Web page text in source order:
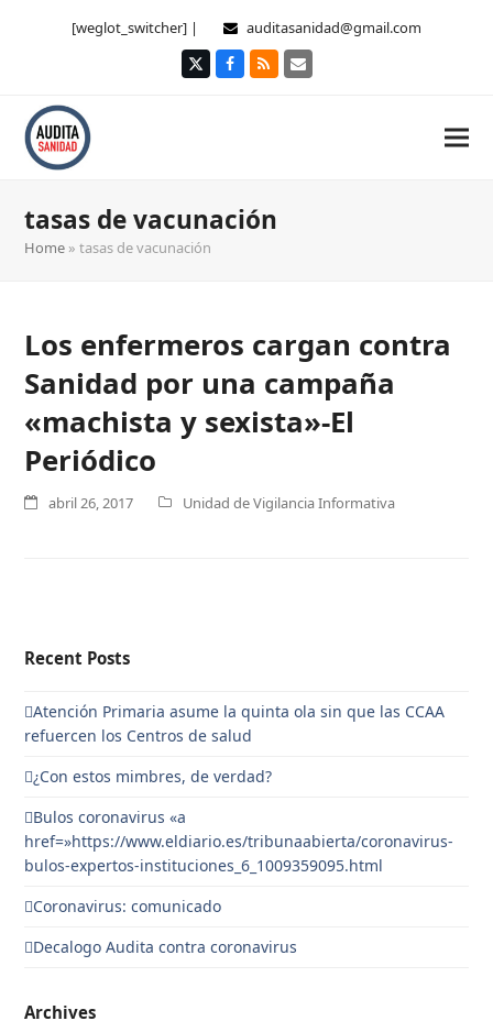
[weglot_switcher] | auditasanidad@gmail.com
TwitterFacebook
RSS Correo
tasas de vacunación
Home »tasas de vacunación
Los enfermeros cargan contra
Sanidad por una campaña
«machista y sexista»-El
Periódico
abril 26, 2017 Unidad de Vigilancia Informativa
Recent Posts
Atención Primaria asume la quinta ola sin que las CCAA
refuercen los Centros de salud
¿Con estos mimbres, de verdad?
Bulos coronavirus «a
href=»https://www.eldiario.es/tribunaabierta/coronavirus-
bulos-expertos-instituciones_6_1009359095.html
Coronavirus: comunicado
Decalogo Audita contra coronavirus
Archives